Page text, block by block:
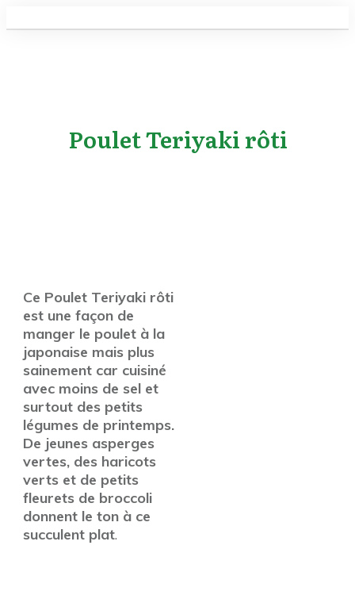
Poulet Teriyaki rôti
Ce Poulet Teriyaki rôti
est une façon de
manger le poulet à la
japonaise mais plus
sainement car cuisiné
avec moins de sel et
surtout des petits
légumes de printemps.
De jeunes asperges
vertes, des haricots
verts et de petits
fleurets de broccoli
donnent le ton à ce
succulent plat.